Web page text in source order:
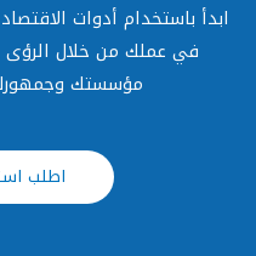
باستخدام أدوات الاقتصاد
في عملك من خلال الرؤى
مؤسستك وجمهورك
اطلب